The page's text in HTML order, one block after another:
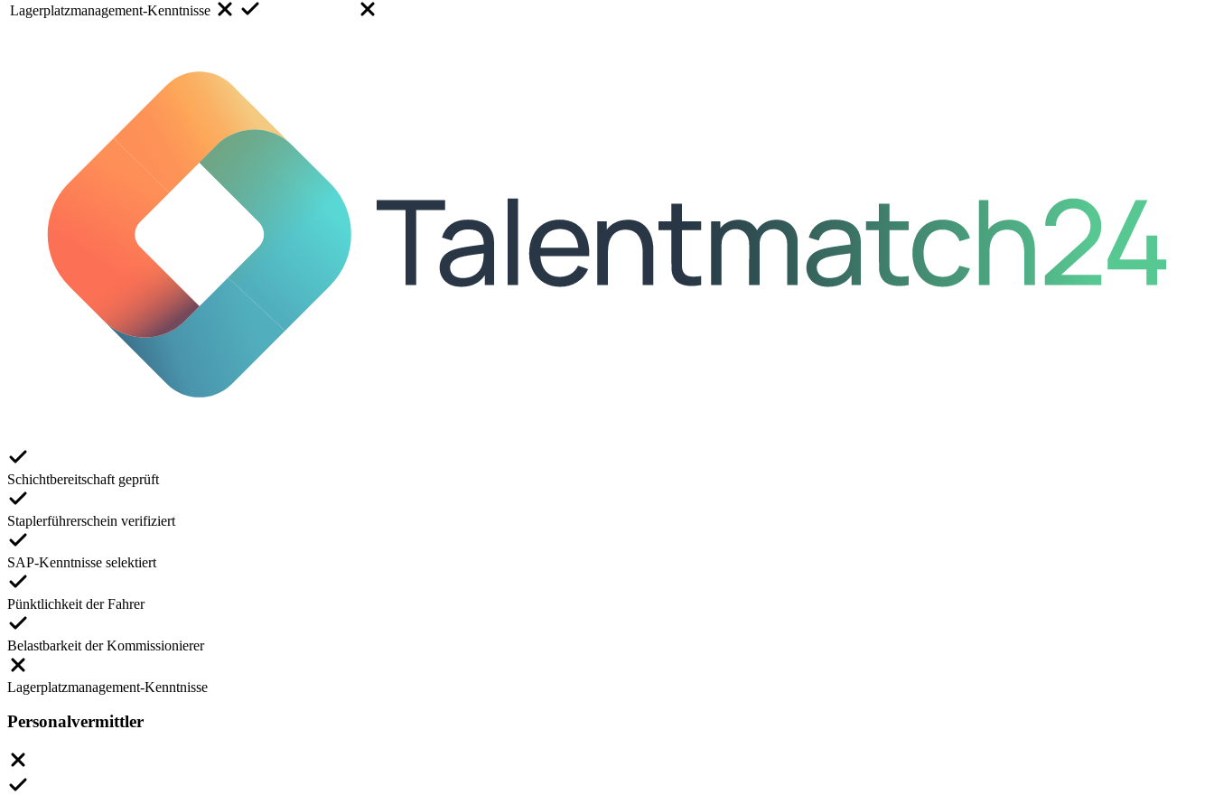
Lagerplatzmanagement-Kenntnisse
Schichtbereitschaft geprüft
Staplerführerschein verifiziert
SAP-Kenntnisse selektiert
Pünktlichkeit der Fahrer
Belastbarkeit der Kommissionierer
Lagerplatzmanagement-Kenntnisse
Personalvermittler